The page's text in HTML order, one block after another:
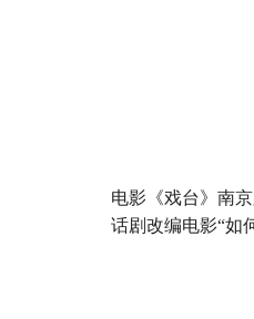
电影《戏台》南
话剧改编电影“如